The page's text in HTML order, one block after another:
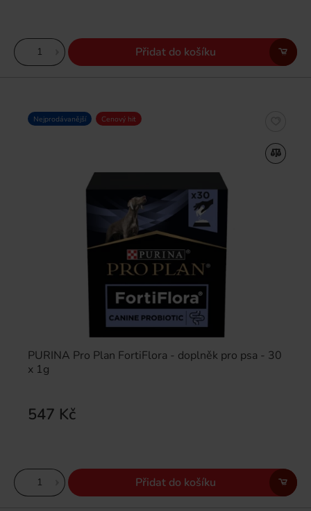
Přidat do košíku
PURINA Pro Plan FortiFlora - doplněk pro psa - 30
x 1g
547 Kč
Nejprodávanější Cenový hit
Přidat do košíku